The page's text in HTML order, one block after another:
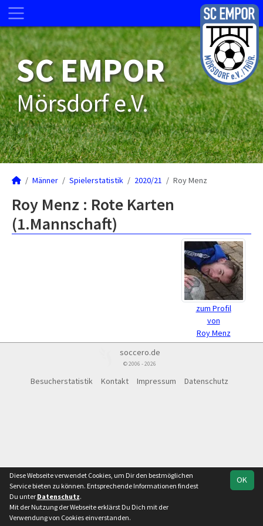
SC EMPOR
Mörsdorf e.V.
Männer Spielerstatistik 2020/21 Roy Menz
Roy Menz : Rote Karten
(1.Mannschaft)
zum Profil
von
Roy Menz
soccero.de
© 2006 - 2026
Besucherstatistik Kontakt Impressum Datenschutz
OK
Diese Webseite verwendet Cookies, um Dir den bestmöglichen
Service bieten zu können. Entsprechende Informationen findest
Du unter Datenschutz.
Mit der Nutzung der Webseite erklärst Du Dich mit der
Verwendung von Cookies einverstanden.